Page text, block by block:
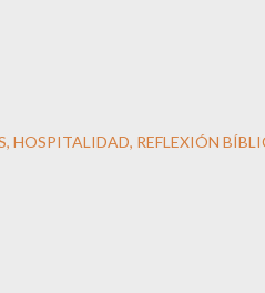
HOSPITALIDAD REFLEXIÓN